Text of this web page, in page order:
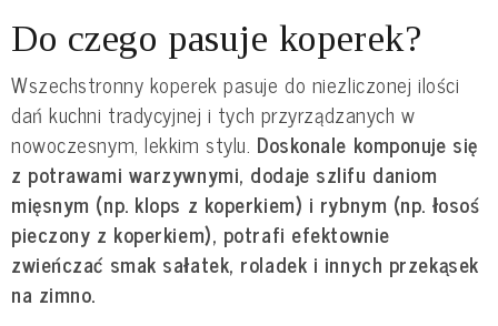
Do czego pasuje koperek?
Wszechstronny koperek pasuje do niezliczonej ilości
dań kuchni tradycyjnej i tych przyrządzanych w
nowoczesnym, lekkim stylu. Doskonale komponuje się
z potrawami warzywnymi, dodaje szlifu daniom
mięsnym (np. klops z koperkiem) i rybnym (np. łosoś
pieczony z koperkiem), potrafi efektownie
zwieńczać smak sałatek, roladek i innych przekąsek
na zimno.